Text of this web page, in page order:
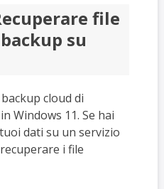
file
su
cloud di
Windows 11. Se hai
dati su un servizio
i file